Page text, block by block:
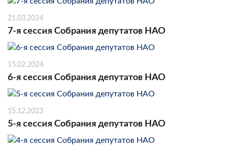
21.03.2024
7-я сессия Собрания депутатов НАО
15.02.2024
6-я сессия Собрания депутатов НАО
15.12.2023
5-я сессия Собрания депутатов НАО